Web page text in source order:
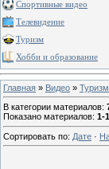
Спортивные видео
Телевидение
Туризм
Хобби и образование
Главная » Видео » Туризм
В категории материалов:
Показано материалов: 1-
Сортировать по: Дате ·